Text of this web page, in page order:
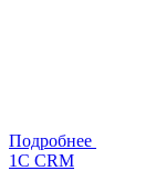
Подробнее
1С CRM